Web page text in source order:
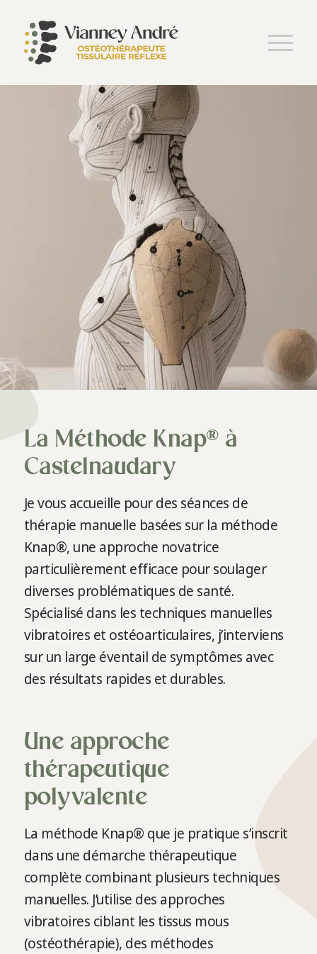
La Méthode Knap® à
Castelnaudary
Je vous accueille pour des séances de
thérapie manuelle basées sur la méthode
Knap®, une approche novatrice
particulièrement efficace pour soulager
diverses problématiques de santé.
Spécialisé dans les techniques manuelles
vibratoires et ostéoarticulaires, j’interviens
sur un large éventail de symptômes avec
des résultats rapides et durables.
Une approche
thérapeutique
polyvalente
La méthode Knap® que je pratique s’inscrit
dans une démarche thérapeutique
complète combinant plusieurs techniques
manuelles. J’utilise des approches
vibratoires ciblant les tissus mous
(ostéothérapie), des méthodes